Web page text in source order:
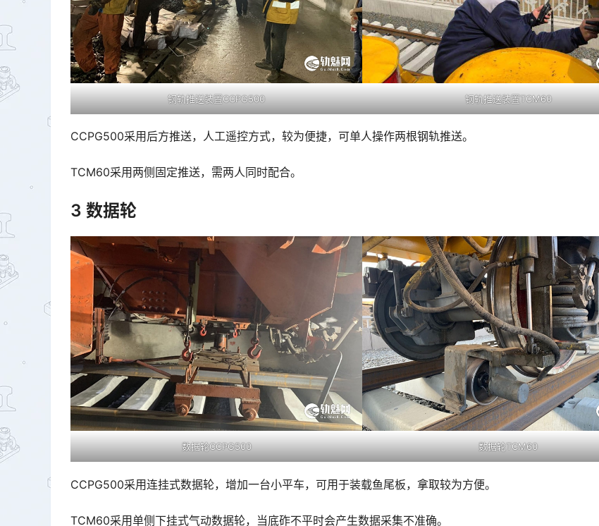
钢轨推送装置CCPG500 钢轨推送装置TCM60
CCPG500采用后方推送，人工遥控方式，较为便捷，可单人操作两根钢轨推送。
TCM60采用两侧固定推送，需两人同时配合。
3 数据轮
数据轮CCPG500 数据轮TCM60
CCPG500采用连挂式数据轮，增加一台小平车，可用于装载鱼尾板，拿取较为方便。
TCM60采用单侧下挂式气动数据轮，当底砟不平时会产生数据采集不准确。